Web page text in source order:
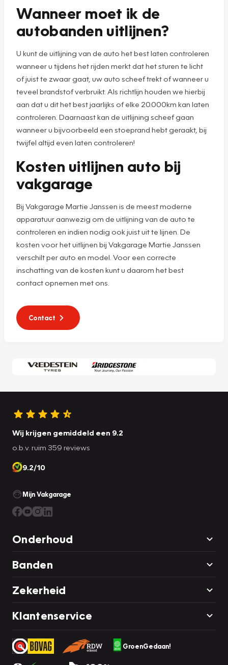
Wanneer moet ik de
autobanden uitlijnen?
U kunt de uitlijning van de auto het best laten controleren
wanneer u tijdens het rijden merkt dat het sturen te licht
of juist te zwaar gaat, uw auto scheef trekt of wanneer u
teveel brandstof verbruikt. Als richtlijn houden we hierbij
aan dat u dit het best jaarlijks of elke 20.000km kan laten
controleren. Daarnaast kan de uitlijning scheef gaan
wanneer u bijvoorbeeld een stoeprand hebt geraakt, bij
twijfel altijd even laten controleren!
Kosten uitlijnen auto bij
vakgarage
Bij Vakgarage Martie Janssen is de meest moderne
apparatuur aanwezig om de uitlijning van de auto te
controleren en indien nodig ook juist uit te lijnen. De
kosten voor het uitlijnen bij Vakgarage Martie Janssen
verschilt per auto en model. Voor een correcte
inschatting van de kosten kunt u daarom het best
contact opnemen met ons.
Contact
Wij krijgen gemiddeld een 9.2
o.b.v. ruim 359 reviews
9.2/10
Mijn Vakgarage
Onderhoud
Banden
Zekerheid
Klantenservice
GroenGedaan!